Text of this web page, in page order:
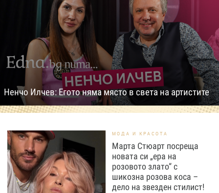
Ненчо Илчев: Егото няма място в света на артистите
МОДА И КРАСОТА
Марта Стюарт посреща
новата си „ера на
розовото злато“ с
шикозна розова коса –
дело на звезден стилист!